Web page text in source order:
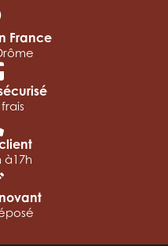
France
à17h